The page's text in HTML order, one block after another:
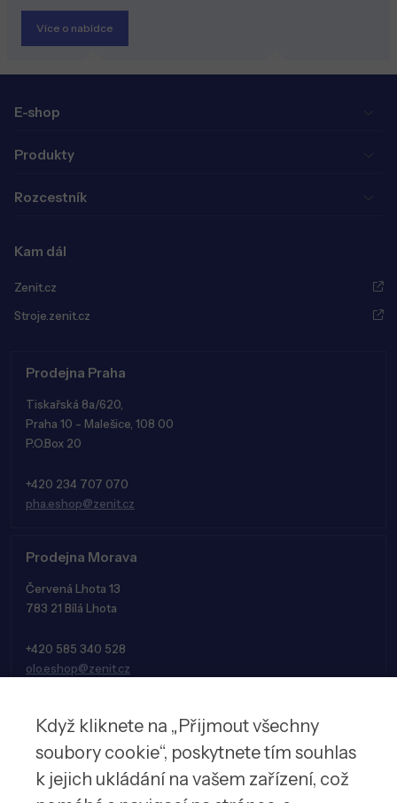
Více o nabídce
Když kliknete na „Přijmout všechny
soubory cookie“, poskytnete tím souhlas
k jejich ukládání na vašem zařízení, což
E-shop
Produkty
Rozcestník
Kam dál
Zenit.cz
Stroje.zenit.cz
Prodejna Praha
Tiskařská 8a/620,
Praha 10 - Malešice, 108 00
P.O.Box 20
+420 234 707 070
pha.eshop@zenit.cz
Prodejna Morava
Červená Lhota 13
783 21 Bílá Lhota
+420 585 340 528
olo.eshop@zenit.cz